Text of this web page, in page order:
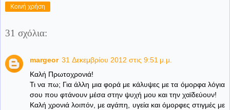
Κοινή χρήση
31 σχόλια:
margeor 31 Δεκεμβρίου 2012 στις 9:51 μ.μ.
Καλή Πρωτοχρονιά!
Τι να πω; Για άλλη μια φορά με κάλυψες με τα όμορφα λόγια
σου που φτάνουν μέσα στην ψυχή μου και την χαϊδεύουν!
Καλή χρονιά λοιπόν, με αγάπη, υγεία και όμορφες στιγμές με